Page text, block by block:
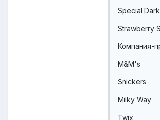
Special
Strawberry
Компания-
M&M's
Snickers
Milky Way
Twix